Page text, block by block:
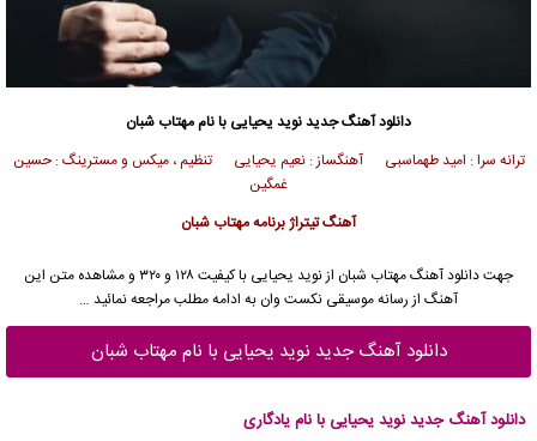
دانلود آهنگ جدیدنوید یحیایی با نام مهتاب شبان
ترانه سرا : امید طهماسبی آهنگساز : نعیم یحیایی تنظیم ، میکس و مسترینگ : حسین
غمگین
آهنگ تیتراژ برنامه مهتاب شبان
جهت دانلود آهنگ مهتاب شبان ازنوید یحیایی
با کیفیت ۱۲۸ و ۳۲۰ و مشاهده متن این
آهنگ از رسانه موسیقی نکست وان به ادامه مطلب مراجعه نمائید …
دانلود آهنگ جدید نوید یحیایی با نام مهتاب شبان
دانلود آهنگ جدید نوید یحیایی با نام یادگاری